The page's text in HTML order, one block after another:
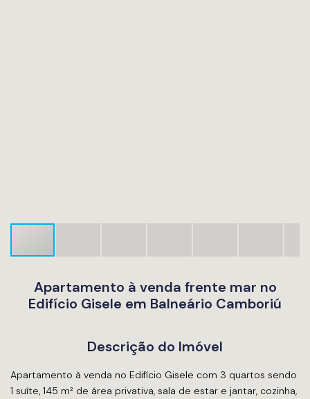
Apartamento à venda frente mar no
Edifício Gisele em Balneário Camboriú
Descrição do Imóvel
Apartamento à venda no Edifício Gisele com 3 quartos sendo
1 suíte, 145 m² de área privativa, sala de estar e jantar, cozinha,